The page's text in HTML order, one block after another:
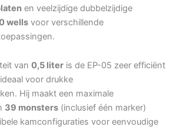
en veelzijdige dubbelzijdige
wells voor verschillende
van 0,5 liter is de EP-05 zeer efficiënt
voor drukke
Hij maakt een maximale
39 monsters (inclusief één marker)
kamconfiguraties voor eenvoudige